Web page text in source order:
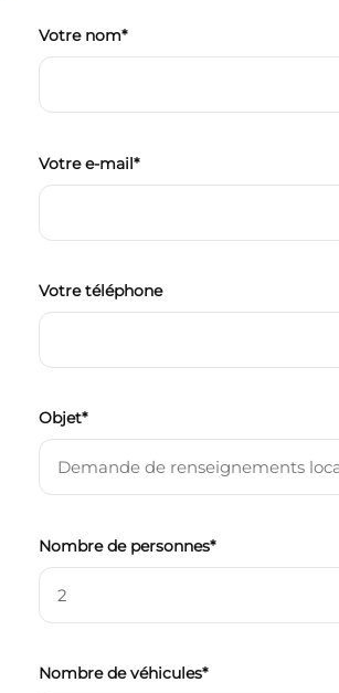
Votre nom*
Votre e-mail*
Votre téléphone
Objet*
Nombre de personnes*
Nombre de véhicules*